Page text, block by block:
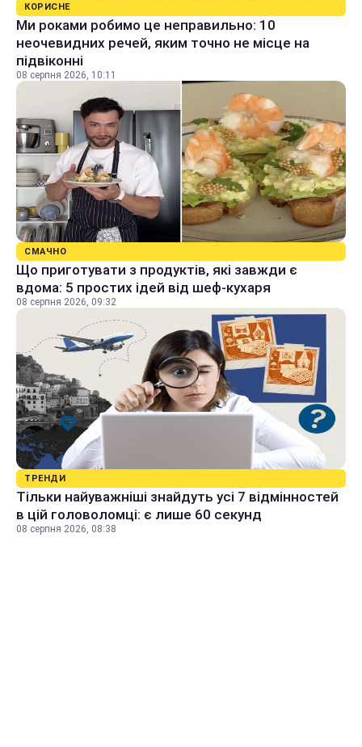
КОРИСНЕ
Ми роками робимо це неправильно: 10
неочевидних речей, яким точно не місце на
підвіконні
08 серпня 2026, 10:11
СМАЧНО
Що приготувати з продуктів, які завжди є
вдома: 5 простих ідей від шеф-кухаря
08 серпня 2026, 09:32
ТРЕНДИ
Тільки найуважніші знайдуть усі 7 відмінностей
в цій головоломці: є лише 60 секунд
08 серпня 2026, 08:38